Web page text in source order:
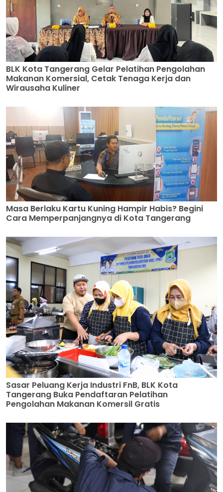
BLK Kota Tangerang Gelar Pelatihan Pengolahan
Makanan Komersial, Cetak Tenaga Kerja dan
Wirausaha Kuliner
Masa Berlaku Kartu Kuning Hampir Habis? Begini
Cara Memperpanjangnya di Kota Tangerang
Sasar Peluang Kerja Industri FnB, BLK Kota
Tangerang Buka Pendaftaran Pelatihan
Pengolahan Makanan Komersil Gratis